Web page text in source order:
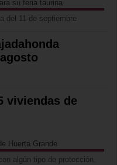
del 11 de septiembre
viviendas de
algún tipo de protección.